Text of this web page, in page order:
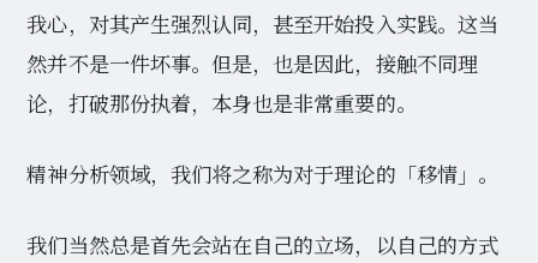
我心，对其产生强烈认同，甚至开始投入实践。这当
然并不是一件坏事。但是，也是因此，接触不同理
论，打破那份执着，本身也是非常重要的。
精神分析领域，我们将之称为对于理论的「移情」。
我们当然总是首先会站在自己的立场，以自己的方式